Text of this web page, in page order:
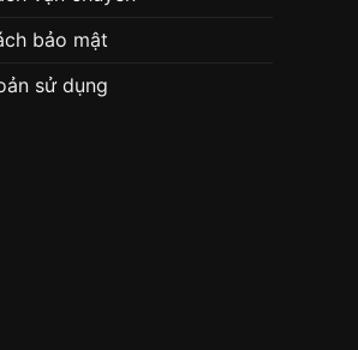
bảo mật
sử dụng